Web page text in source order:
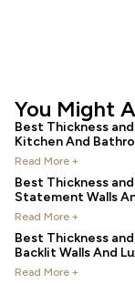
You Might
Best Thickness
Kitchen And
Read More +
Best Thickness
Statement Walls
Read More +
Best Thickness
Backlit Walls And
Read More +